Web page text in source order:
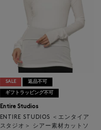
SALE 返品不可
ギフトラッピング不可
Entire Studios
ENTIRE STUDIOS ＜エンタイア
スタジオ＞ シアー素材カットソ